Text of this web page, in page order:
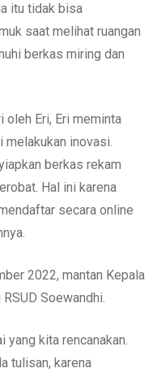
itu tidak bisa
saat melihat ruangan
berkas miring dan
oleh Eri, Eri meminta
melakukan inovasi.
berkas rekam
Hal ini karena
secara online
2022, mantan Kepala
Soewandhi.
yang kita rencanakan.
tulisan, karena